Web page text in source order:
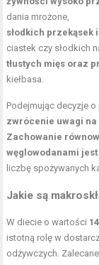
dania mrożone,
słodkich przekąsek
ciastek czy słodkich
tłustych mięs oraz
kiełbasa.
Podejmując decyzje
zwrócenie uwagi
Zachowanie
węglowodanami
liczbę spożywanych
Jakie są
W diecie o wartości
istotną rolę w
odżywczych.